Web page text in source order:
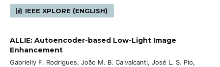
IEEE XPLORE (ENGLISH)
ALLIE: Autoencoder-based Low-Light Image
Enhancement
Gabrielly F. Rodrigues, João M. B. Calvalcanti, José L. S. Pio,